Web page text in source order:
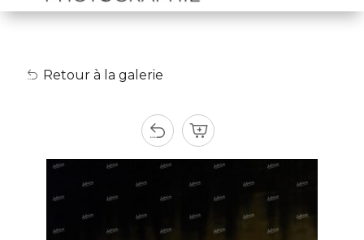
Retour à la galerie